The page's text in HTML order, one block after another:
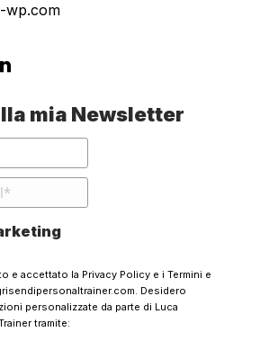
wp.com
mia Newsletter
e accettato la Privacy Policye i Termini e
Desidero
personalizzate da parte di Luca
tramite: